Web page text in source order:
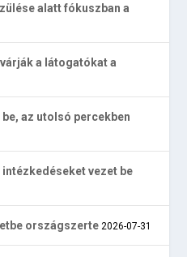
alatt fókuszban a
a látogatókat a
az utolsó percekben
vezet be
országszerte 2026-07-31